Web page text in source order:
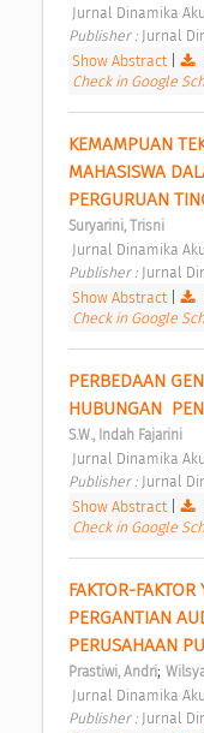
Jurnal Dinamika
Publisher : Jurnal
Show Abstract|
Check in Google
KEMAMPUAN
MAHASISWA
PERGURUAN
Suryarini, Trisni
Jurnal Dinamika
Publisher : Jurnal
Show Abstract|
Check in Google
PERBEDAAN
HUBUNGAN
S.W., Indah Fajarini
Jurnal Dinamika
Publisher : Jurnal
Show Abstract|
Check in Google
FAKTOR-
PERGANTIAN
PERUSAHAAN
Prastiwi, Andri;
Jurnal Dinamika
Publisher : Jurnal